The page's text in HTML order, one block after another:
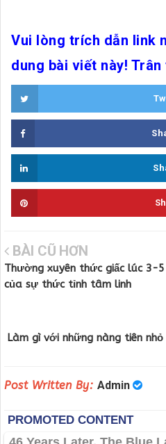
Vui lòng trích dẫn link
dung bài viết này!
BÀI CŨ HƠN
Thường xuyên thức giấc lúc 3-
của sự thức tỉnh tâm linh
Làm gì với những nàng tiên
Post Written By: Admin